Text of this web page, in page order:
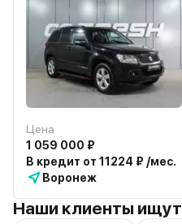
Цена
1 059 000 ₽
В кредит от 11224 ₽ /мес.
Воронеж
Наши клиенты ищут